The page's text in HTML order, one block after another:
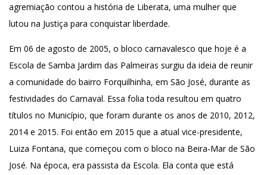
agremiação contou a história de Liberata, uma mulher que
lutou na Justiça para conquistar liberdade.
Em 06 de agosto de 2005, o bloco carnavalesco que hoje é a
Escola de Samba Jardim das Palmeiras surgiu da ideia de reunir
a comunidade do bairro Forquilhinha, em São José, durante as
festividades do Carnaval. Essa folia toda resultou em quatro
títulos no Município, que foram durante os anos de 2010, 2012,
2014 e 2015. Foi então em 2015 que a atual vice-presidente,
Luiza Fontana, que começou com o bloco na Beira-Mar de São
José. Na época, era passista da Escola. Ela conta que está